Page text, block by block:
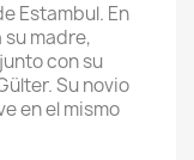
Estambul. En
madre,
con su
Su novio
en el mismo